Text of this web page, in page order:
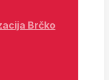
Brčko